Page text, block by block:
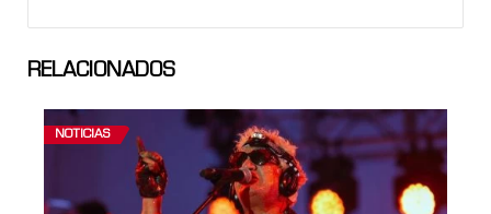
RELACIONADOS
NOTICIAS